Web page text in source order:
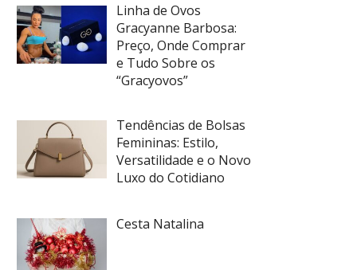
Linha de Ovos
Gracyanne Barbosa:
Preço, Onde Comprar
e Tudo Sobre os
“Gracyovos”
Tendências de Bolsas
Femininas: Estilo,
Versatilidade e o Novo
Luxo do Cotidiano
Cesta Natalina